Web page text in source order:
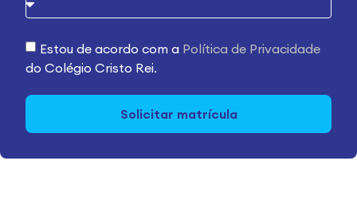
Estou de acordo com a Política de Privacidade
do Colégio Cristo Rei.
Solicitar matrícula